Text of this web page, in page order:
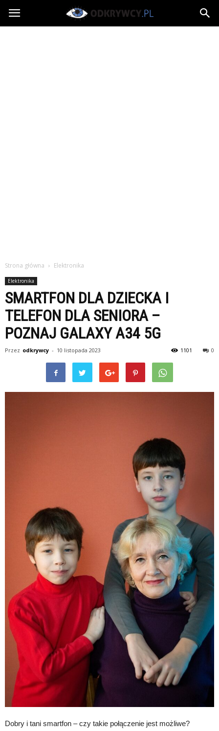
Odkrywcy.pl
Strona główna Elektronika
Elektronika
SMARTFON DLA DZIECKA I
TELEFON DLA SENIORA –
POZNAJ GALAXY A34 5G
Przez odkrywcy - 10 listopada 2023 0
1101
Dobry i tani smartfon – czy takie połączenie jest możliwe?